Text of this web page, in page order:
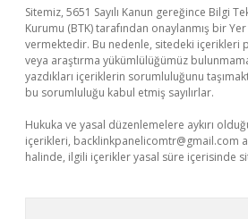
Sitemiz, 5651 Sayılı Kanun gereğince Bilgi
Kurumu (BTK) tarafından onaylanmış bir
vermektedir. Bu nedenle, sitedeki içerikleri
veya araştırma yükümlülüğümüz
yazdıkları içeriklerin sorumluluğunu
bu sorumluluğu kabul etmiş sayılırlar.
Hukuka ve yasal düzenlemelere aykırı
içerikleri, backlinkpanelicomtr@gmail.com
halinde, ilgili içerikler yasal süre içerisinde